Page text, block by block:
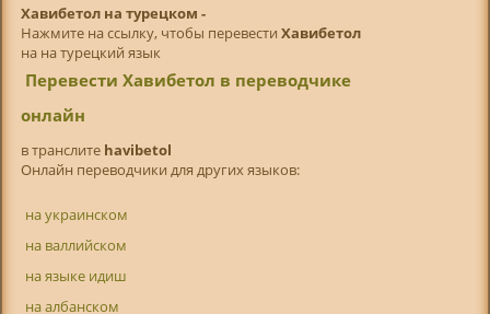
Хавибетол на турецком -
Нажмите на ссылку, чтобы перевести Хавибетол
на на турецкий язык
Перевести Хавибетол в переводчике
онлайн
в транслитe havibetol
Онлайн переводчики для других языков:
на украинском
на валлийском
на языке идиш
на албанском